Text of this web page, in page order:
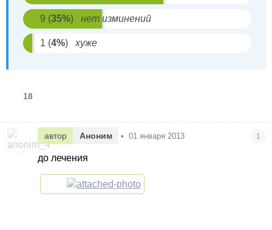
9 (35%) нет изминений
1 (4%) хуже
18
автор Аноним • 01 января 2013 1
до лечения